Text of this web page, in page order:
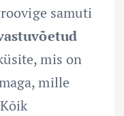
samuti
mis on
mille